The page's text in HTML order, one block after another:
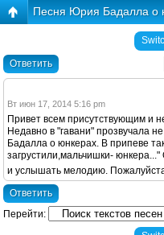
Песня Юрия Бадалла о
Ответить
Вт июн 17, 2014 5:16 pm
Привет всем присутствующим и
Недавно в "гавани" прозвучала
Бадалла о юнкерах. В припеве
загрустили,мальчишки-
и услышать мелодию.
Ответить
Перейти: